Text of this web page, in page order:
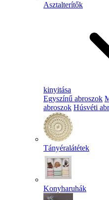
Asztalterítők
kinyitása
Egyszínű abroszok
abroszok Húsvéti
Tányéralátétek
Konyharuhák